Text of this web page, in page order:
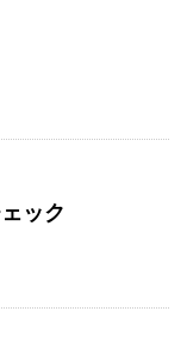
ック